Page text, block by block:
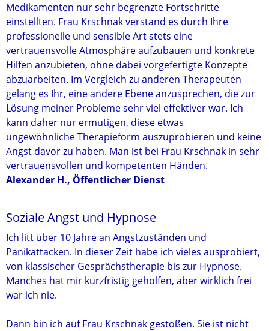
Medikamenten nur sehr begrenzte Fortschritte
einstellten. Frau Krschnak verstand es durch Ihre
professionelle und sensible Art stets eine
vertrauensvolle Atmosphäre aufzubauen und konkrete
Hilfen anzubieten, ohne dabei vorgefertigte Konzepte
abzuarbeiten. Im Vergleich zu anderen Therapeuten
gelang es Ihr, eine andere Ebene anzusprechen, die zur
Lösung meiner Probleme sehr viel effektiver war. Ich
kann daher nur ermutigen, diese etwas
ungewöhnliche Therapieform auszuprobieren und keine
Angst davor zu haben. Man ist bei Frau Krschnak in sehr
vertrauensvollen und kompetenten Händen.
Alexander H., Öffentlicher Dienst
Soziale Angst und Hypnose
Ich litt über 10 Jahre an Angstzuständen und
Panikattacken. In dieser Zeit habe ich vieles ausprobiert,
von klassischer Gesprächstherapie bis zur Hypnose.
Manches hat mir kurzfristig geholfen, aber wirklich frei
war ich nie.
Dann bin ich auf Frau Krschnak gestoßen. Sie ist nicht